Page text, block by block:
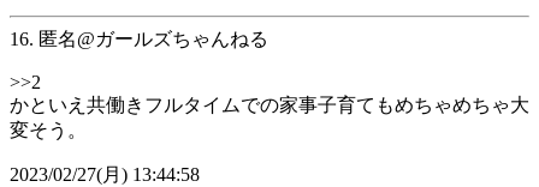
16. 匿名@ガールズちゃんねる
>>2
かといえ共働きフルタイムでの家事子育てもめちゃめちゃ大
変そう。
2023/02/27(月) 13:44:58